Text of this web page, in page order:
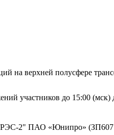
на верхней полусфере
участников до 15:00 (мск)
2" ПАО «Юнипро»